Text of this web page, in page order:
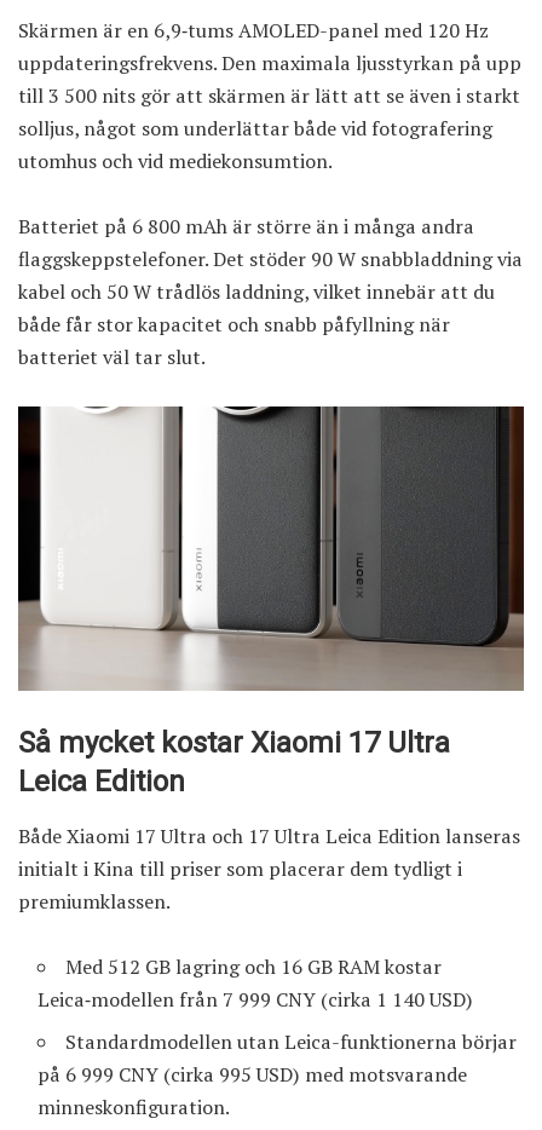
Skärmen är en 6,9‑tums AMOLED-panel med 120 Hz
uppdateringsfrekvens. Den maximala ljusstyrkan på upp
till 3 500 nits gör att skärmen är lätt att se även i starkt
solljus, något som underlättar både vid fotografering
utomhus och vid mediekonsumtion.
Batteriet på 6 800 mAh är större än i många andra
flaggskeppstelefoner. Det stöder 90 W snabbladdning via
kabel och 50 W trådlös laddning, vilket innebär att du
både får stor kapacitet och snabb påfyllning när
batteriet väl tar slut.
Så mycket kostar Xiaomi 17 Ultra
Leica Edition
Både Xiaomi 17 Ultra och 17 Ultra Leica Edition lanseras
initialt i Kina till priser som placerar dem tydligt i
premiumklassen.
Med 512 GB lagring och 16 GB RAM kostar
Leica‑modellen från 7 999 CNY (cirka 1 140 USD)
Standardmodellen utan Leica-funktionerna börjar
på 6 999 CNY (cirka 995 USD) med motsvarande
minneskonfiguration.